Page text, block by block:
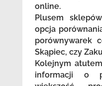
online.
Plusem
opcja
porównywarek
Skąpiec, czy
Kolejnym
informacji o